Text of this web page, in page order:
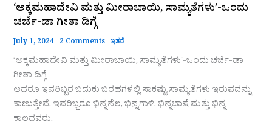
‘ಅಕ್ಕಮಹಾದೇವಿ ಮತ್ತು ಮೀರಾಬಾಯಿ, ಸಾಮ್ಯತೆಗಳು’-ಒಂದು
ಚರ್ಚೆ-ಡಾ ಗೀತಾ ಡಿಗ್ಗೆ
July 1, 2024 2 Comments ಇತರೆ
‘ಅಕ್ಕಮಹಾದೇವಿ ಮತ್ತು ಮೀರಾಬಾಯಿ, ಸಾಮ್ಯತೆಗಳು’-ಒಂದು ಚರ್ಚೆ-ಡಾ
ಗೀತಾ ಡಿಗ್ಗೆ
ಆದರೂ ಇವರಿಬ್ಬರ ಬದುಕು ಬರಹಗಳಲ್ಲಿ ಸಾಕಷ್ಟು ಸಾಮ್ಯತೆಗಳು ಇರುವದನ್ನು
ಕಾಣುತ್ತೇವೆ. ಇವರಿಬ್ಬರೂ ಭಿನ್ನನೆಲ, ಭಿನ್ನಗಾಳಿ, ಭಿನ್ನಭಾಷೆ ಮತ್ತು ಭಿನ್ನ
ಕಾಲದವರು.